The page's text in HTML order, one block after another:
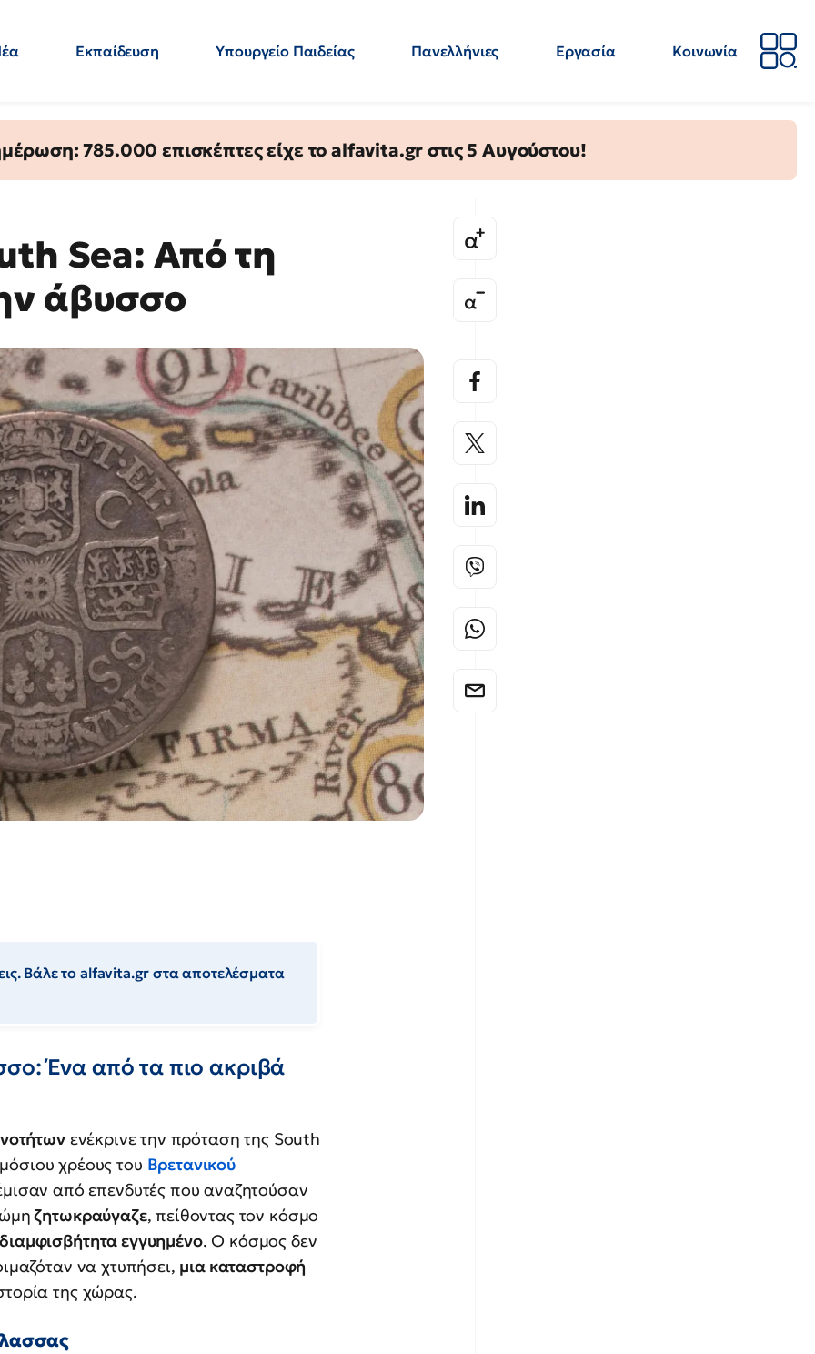
Εκπαίδευση Υπουργείο Παιδείας Πανελλήνιες Εργασία
Κοινωνία
785.000 επισκέπτες είχε το alfavita.gr στις 5 Αυγούστου!
Sea: Από τη
άβυσσο
Βάλε το alfavita.gr στα αποτελέσματα
Ένα από τα πιο ακριβά
ενέκρινε την πρόταση της South
χρέους του Βρετανικού
από επενδυτές που αναζητούσαν
ζητωκραύγαζε, πείθοντας τον κόσμο
εγγυημένο. Ο κόσμος δεν
να χτυπήσει, μια καταστροφή
της χώρας.